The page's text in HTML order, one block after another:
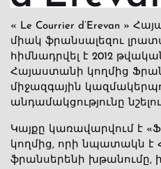
« Le Courrier d’Erevan »
միակ ֆրանսալեզու
հիմնադրվել է 2012
Հայաստանի կողմից
միջազգային
անդամակցությունը
Կայքը կառավարվում է
կողմից, որի նպատակն է
ֆրանսերենի խթանումը,